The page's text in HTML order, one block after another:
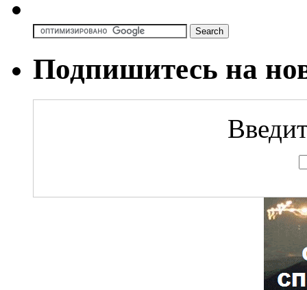
Подпишитесь на